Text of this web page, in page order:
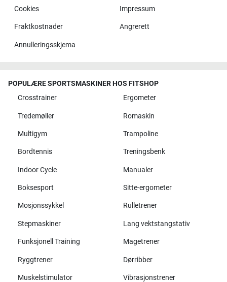
Cookies Impressum
Fraktkostnader Angrerett
Annulleringsskjema
POPULÆRE SPORTSMASKINER HOS FITSHOP
Crosstrainer
Ergometer
Tredemøller Romaskin
Multigym Trampoline
Bordtennis Treningsbenk
Indoor Cycle Manualer
Boksesport Sitte-ergometer
Mosjonssykkel Rulletrener
Stepmaskiner Lang vektstangstativ
Funksjonell Training Magetrener
Ryggtrener Dørribber
Muskelstimulator Vibrasjonstrener